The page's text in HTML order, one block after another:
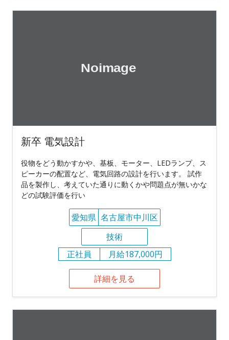
新卒 電気設計
役物をどう動かすかや、基板、モーター、LEDランプ、ス
ピーカーの配置など、電気回路の設計を行います。 試作
品を製作し、考えていた通りに動くかや問題点が無いかな
どの試験評価を行い
愛知県 名古屋市中川区
技術
正社員
月給187,000円
詳細を見る